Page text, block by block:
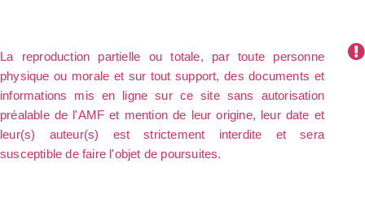
La reproduction partielle ou totale, par toute personne
physique ou morale et sur tout support, des documents et
informations mis en ligne sur ce site sans autorisation
préalable de l'AMF et mention de leur origine, leur date et
leur(s) auteur(s) est strictement interdite et sera
susceptible de faire l'objet de poursuites.